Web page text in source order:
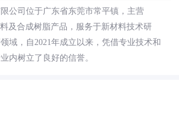
公司位于广东省东莞市常平镇，主营
及合成树脂产品，服务于新材料技术研
域，自2021年成立以来，凭借专业技术和
内树立了良好的信誉。